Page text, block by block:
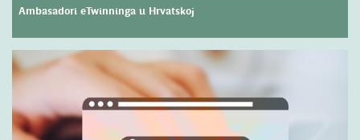
Ambasadori eTwinninga u Hrvatskoj